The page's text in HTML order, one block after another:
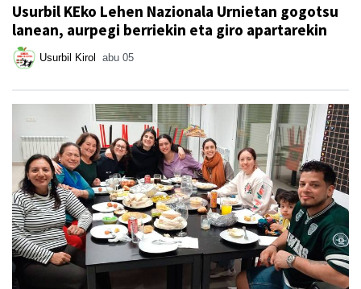
Usurbil KEko Lehen Nazionala Urnietan gogotsu
lanean, aurpegi berriekin eta giro apartarekin
Usurbil Kirol abu 05